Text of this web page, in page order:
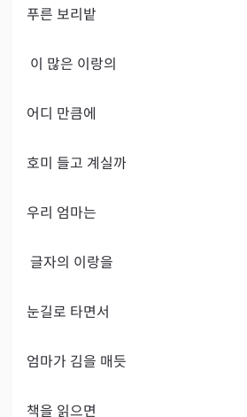
푸른 보리밭
어디 만큼에
호미 들고 계실까
우리 엄마는
눈길로 타면서
엄마가 김을 매듯
책을 읽으면